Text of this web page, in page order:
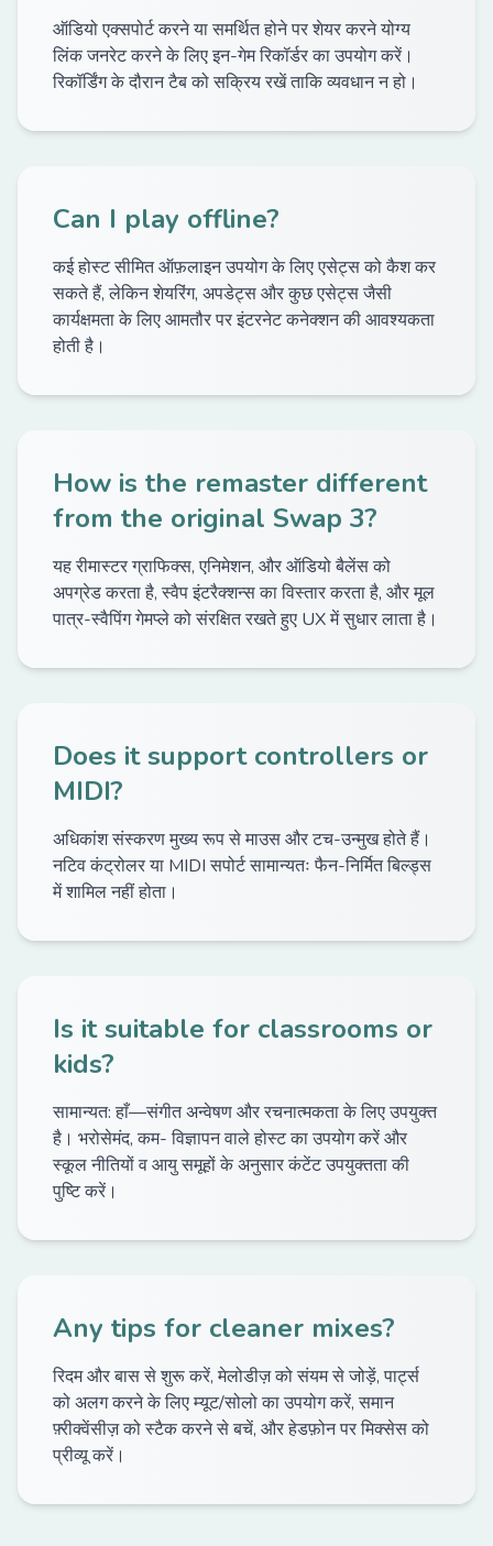
ऑडियो एक्सपोर्ट करने या समर्थित होने पर शेयर करने योग्य
लिंक जनरेट करने के लिए इन-गेम रिकॉर्डर का उपयोग करें।
रिकॉर्डिंग के दौरान टैब को सक्रिय रखें ताकि व्यवधान न हो।
Can I play offline?
कई होस्ट सीमित ऑफ़लाइन उपयोग के लिए एसेट्स को कैश कर
सकते हैं, लेकिन शेयरिंग, अपडेट्स और कुछ एसेट्स जैसी
कार्यक्षमता के लिए आमतौर पर इंटरनेट कनेक्शन की आवश्यकता
होती है।
How is the remaster different
from the original Swap 3?
यह रीमास्टर ग्राफिक्स, एनिमेशन, और ऑडियो बैलेंस को
अपग्रेड करता है, स्वैप इंटरैक्शन्स का विस्तार करता है, और मूल
पात्र-स्वैपिंग गेमप्ले को संरक्षित रखते हुए UX में सुधार लाता है।
Does it support controllers or
MIDI?
अधिकांश संस्करण मुख्य रूप से माउस और टच-उन्मुख होते हैं।
नटिव कंट्रोलर या MIDI सपोर्ट सामान्यतः फैन-निर्मित बिल्ड्स
में शामिल नहीं होता।
Is it suitable for classrooms or
kids?
सामान्यत: हाँ—संगीत अन्वेषण और रचनात्मकता के लिए उपयुक्त
है। भरोसेमंद, कम- विज्ञापन वाले होस्ट का उपयोग करें और
स्कूल नीतियों व आयु समूहों के अनुसार कंटेंट उपयुक्तता की
पुष्टि करें।
Any tips for cleaner mixes?
रिदम और बास से शुरू करें, मेलोडीज़ को संयम से जोड़ें, पार्ट्स
को अलग करने के लिए म्यूट/सोलो का उपयोग करें, समान
फ़्रीक्वेंसीज़ को स्टैक करने से बचें, और हेडफ़ोन पर मिक्सेस को
प्रीव्यू करें।